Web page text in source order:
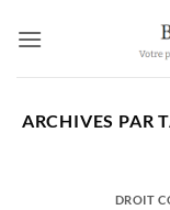
ARCHIVES PAR
DROIT